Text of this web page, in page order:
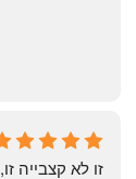
Azulay
ago